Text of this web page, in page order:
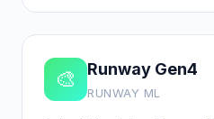
🎨 Runway Gen4
RUNWAY ML